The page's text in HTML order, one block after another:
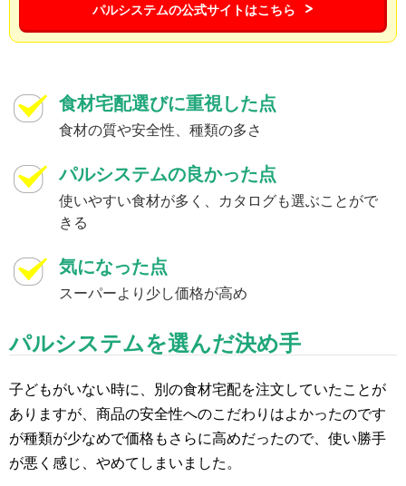
パルシステムの公式サイトはこちら
食材宅配選びに重視した点
食材の質や安全性、種類の多さ
パルシステムの良かった点
使いやすい食材が多く、カタログも選ぶことがで
きる
気になった点
スーパーより少し価格が高め
パルシステムを選んだ決め手
子どもがいない時に、別の食材宅配を注文していたことが
ありますが、商品の安全性へのこだわりはよかったのです
が種類が少なめで価格もさらに高めだったので、使い勝手
が悪く感じ、やめてしまいました。